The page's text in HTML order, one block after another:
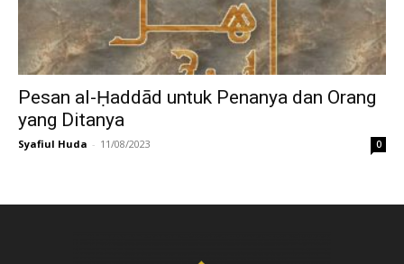
Pesan al-Ḥaddād untuk Penanya dan Orang
yang Ditanya
Syafiul Huda - 11/08/2023 0